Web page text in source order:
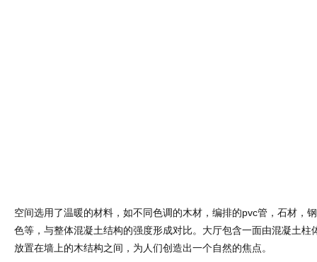
空间选用了温暖的材料，如不同色调的木材，编排的pvc管，石材，
色等，与整体混凝土结构的强度形成对比。大厅包含一面由混凝土柱
放置在墙上的木结构之间，为人们创造出一个自然的焦点。